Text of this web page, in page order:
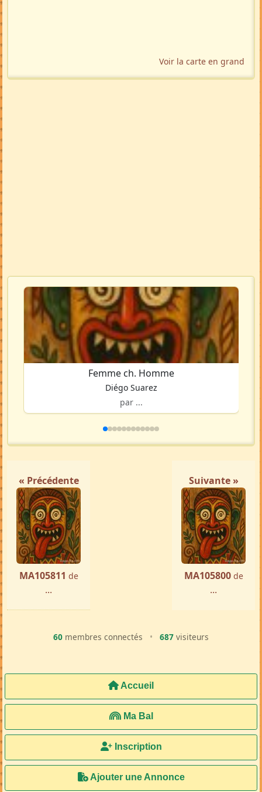
Voir la carte en grand
Femme ch. Homme
Diégo Suarez
par ...
« Précédente
MA105811 de
...
Suivante »
MA105800 de
...
60 membres connectés • 687 visiteurs
Accueil
Ma Bal
Inscription
Ajouter une Annonce